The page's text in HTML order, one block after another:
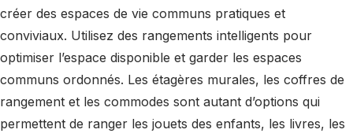
créer des espaces de vie communs pratiques et
conviviaux. Utilisez des rangements intelligents pour
optimiser l’espace disponible et garder les espaces
communs ordonnés. Les étagères murales, les coffres de
rangement et les commodes sont autant d’options qui
permettent de ranger les jouets des enfants, les livres, les